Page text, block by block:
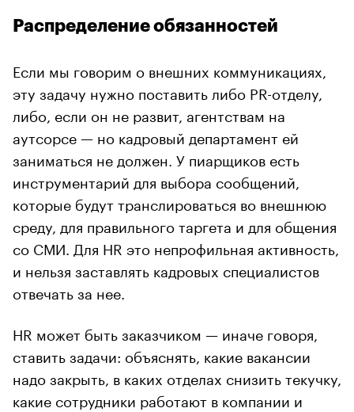
Распределение обязанностей
Если мы говорим о внешних коммуникациях,
эту задачу нужно поставить либо PR-отделу,
либо, если он не развит, агентствам на
аутсорсе — но кадровый департамент ей
заниматься не должен. У пиарщиков есть
инструментарий для выбора сообщений,
которые будут транслироваться во внешнюю
среду, для правильного таргета и для общения
со СМИ. Для HR это непрофильная активность,
и нельзя заставлять кадровых специалистов
отвечать за нее.
HR может быть заказчиком — иначе говоря,
ставить задачи: объяснять, какие вакансии
надо закрыть, в каких отделах снизить текучку,
какие сотрудники работают в компании и